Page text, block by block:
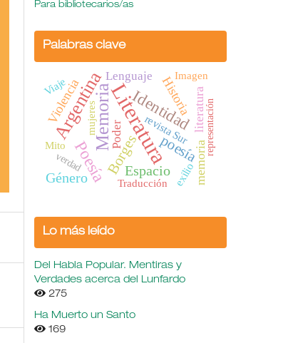
Para bibliotecarios/as
Palabras clave
Literatura
Memoria
Argentina
Poesía
Identidad
Borges poesía
Género Espacio
Violencia
memoria
Historia literatura
Lenguaje
Poder
mujeres
Viaje
revista Sur
Mito
exilio
Traducción
Imagen
representación
verdad
Lo más leído
Del Habla Popular. Mentiras y
Verdades acerca del Lunfardo
275
Ha Muerto un Santo
169